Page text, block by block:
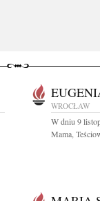
WROCŁAW
W dniu 9
Mama,